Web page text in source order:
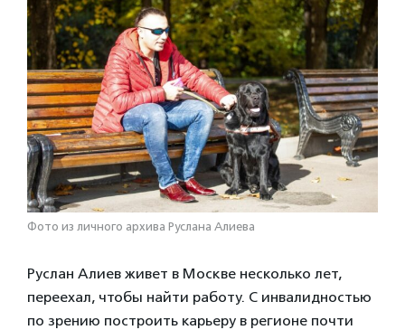
Фото из личного архива Руслана Алиева
Руслан Алиев живет в Москве несколько лет,
переехал, чтобы найти работу. С инвалидностью
по зрению построить карьеру в регионе почти